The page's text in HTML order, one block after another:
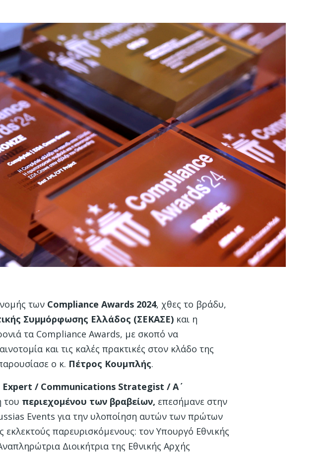
- Προστασία Άλλα προϊόντα
των Compliance Awards 2024, χθες το βράδυ,
Συμμόρφωσης Ελλάδος (ΣΕΚΑΣΕ) και η
τα Compliance Awards, με σκοπό να
και τις καλές πρακτικές στον κλάδο της
ο κ. Πέτρος Κουμπλής.
Expert / Communications Strategist / Α΄
του περιεχομένου των βραβείων, επεσήμανε στην
Events για την υλοποίηση αυτών των πρώτων
παρευρισκόμενους: τον Υπουργό Εθνικής
Διοικήτρια της Εθνικής Αρχής